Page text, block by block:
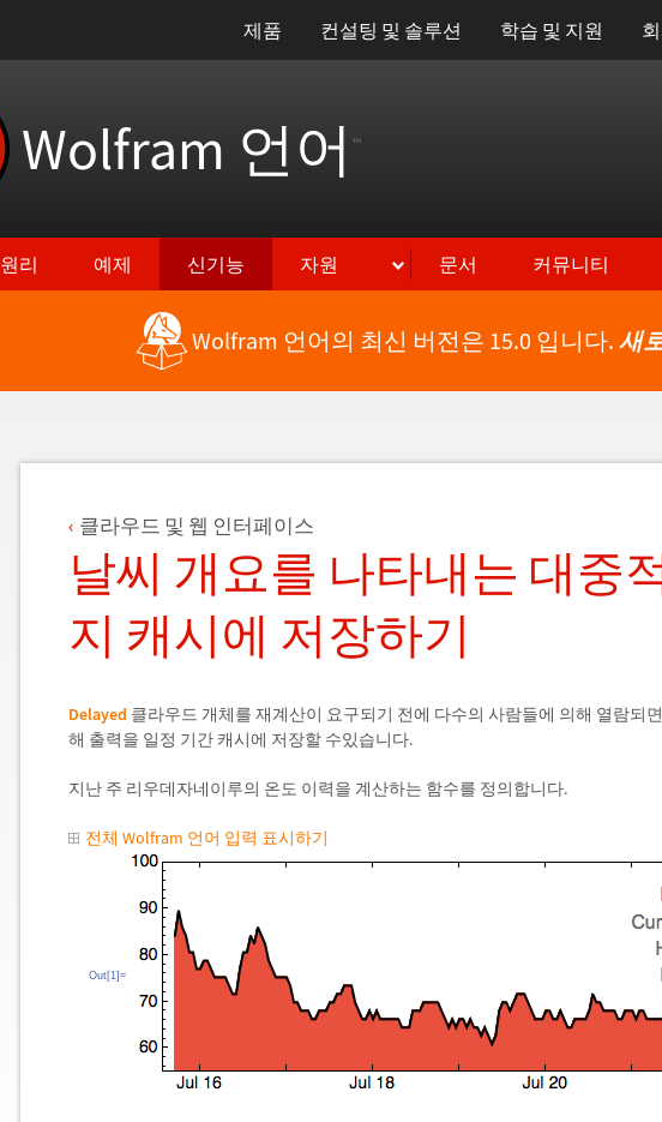
제품 컨설팅 및 솔루션 학습 및 지원
Wolfram 언어 ™
원리 예제 신기능 자원 문서 커뮤니티
Wolfram 언어의 최신 버전은 15.0 입니다. 새
클라우드 및 웹 인터페이스
날씨 개요를 나타내는 대중
지 캐시에 저장하기
Delayed 클라우드 개체를 재계산이 요구되기 전에 다수의 사람들에 의해 열람되면
해 출력을 일정 기간 캐시에 저장할 수있습니다.
지난 주 리우데자네이루의 온도 이력을 계산하는 함수를 정의합니다.
전체 Wolfram 언어 입력 표시하기
Out[1]=